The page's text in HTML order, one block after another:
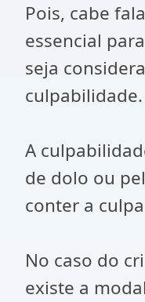
Pois, cabe
essencial
seja
culpabilidade.
A
de dolo ou
conter a
No caso do
existe a